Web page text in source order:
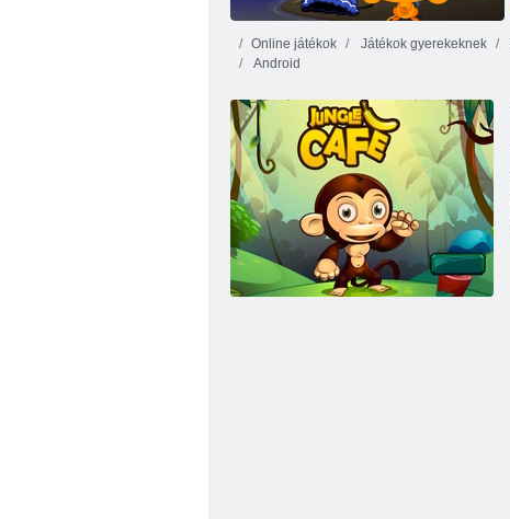
Monkey Go Happy Stage 1018
Online játékok Játékok gyerekeknek
Android